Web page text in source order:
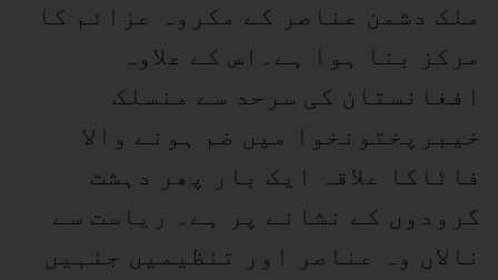
ملک دشمن عناصر کے مکروہ عزائم کا
مرکز بنا ہوا ہے۔اس کے علاوہ
افغانستان کی سرحد سے منسلک
خیبرپختونخوا میں ضم ہونے والا
فاٹاکا علاقہ ایک بار پھر دہشت
گرودوں کے نشانے پر ہے۔ ریاست سے
نالاں وہ عناصر اور تنظیمیں جنہیں